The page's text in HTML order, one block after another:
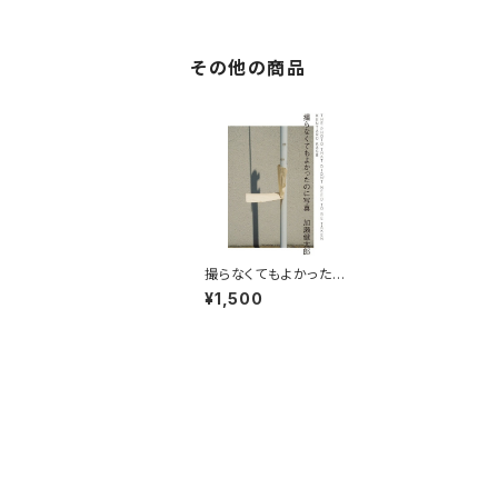
その他の商品
撮らなくてもよかったの
に写真 The photo t
hat didn't need to b
¥1,500